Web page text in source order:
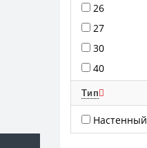
26
27
30
40
Тип
Настенный